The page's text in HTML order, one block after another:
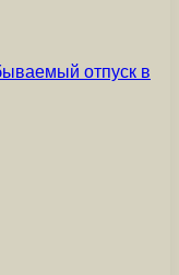
отпуск в